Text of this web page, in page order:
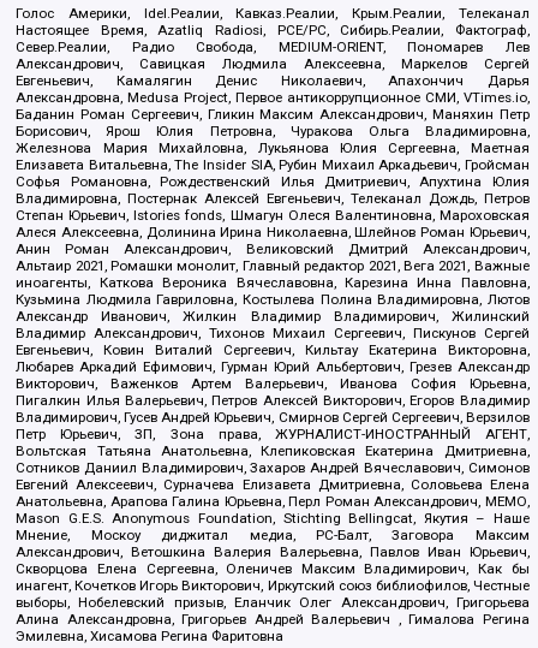
Голос Америки, Idel.Реалии, Кавказ.Реалии, Крым.Реалии, Телеканал
Настоящее Время, Azatliq Radiosi, PCE/PC, Сибирь.Реалии, Фактограф,
Север.Реалии, Радио Свобода, MEDIUM-ORIENT, Пономарев Лев
Александрович, Савицкая Людмила Алексеевна, Маркелов Сергей
Евгеньевич, Камалягин Денис Николаевич, Апахончич Дарья
Александровна, Medusa Project, Первое антикоррупционное СМИ, VTimes.io,
Баданин Роман Сергеевич, Гликин Максим Александрович, Маняхин Петр
Борисович, Ярош Юлия Петровна, Чуракова Ольга Владимировна,
Железнова Мария Михайловна, Лукьянова Юлия Сергеевна, Маетная
Елизавета Витальевна, The Insider SIA, Рубин Михаил Аркадьевич, Гройсман
Софья Романовна, Рождественский Илья Дмитриевич, Апухтина Юлия
Владимировна, Постернак Алексей Евгеньевич, Телеканал Дождь, Петров
Степан Юрьевич, Istories fonds, Шмагун Олеся Валентиновна, Мароховская
Алеся Алексеевна, Долинина Ирина Николаевна, Шлейнов Роман Юрьевич,
Анин Роман Александрович, Великовский Дмитрий Александрович,
Альтаир 2021, Ромашки монолит, Главный редактор 2021, Вега 2021, Важные
иноагенты, Каткова Вероника Вячеславовна, Карезина Инна Павловна,
Кузьмина Людмила Гавриловна, Костылева Полина Владимировна, Лютов
Александр Иванович, Жилкин Владимир Владимирович, Жилинский
Владимир Александрович, Тихонов Михаил Сергеевич, Пискунов Сергей
Евгеньевич, Ковин Виталий Сергеевич, Кильтау Екатерина Викторовна,
Любарев Аркадий Ефимович, Гурман Юрий Альбертович, Грезев Александр
Викторович, Важенков Артем Валерьевич, Иванова София Юрьевна,
Пигалкин Илья Валерьевич, Петров Алексей Викторович, Егоров Владимир
Владимирович, Гусев Андрей Юрьевич, Смирнов Сергей Сергеевич, Верзилов
Петр Юрьевич, ЗП, Зона права, ЖУРНАЛИСТ-ИНОСТРАННЫЙ АГЕНТ,
Вольтская Татьяна Анатольевна, Клепиковская Екатерина Дмитриевна,
Сотников Даниил Владимирович, Захаров Андрей Вячеславович, Симонов
Евгений Алексеевич, Сурначева Елизавета Дмитриевна, Соловьева Елена
Анатольевна, Арапова Галина Юрьевна, Перл Роман Александрович, МЕМО,
Mason G.E.S. Anonymous Foundation, Stichting Bellingcat, Якутия – Наше
Мнение, Москоу диджитал медиа, РС-Балт, Заговора Максим
Александрович, Ветошкина Валерия Валерьевна, Павлов Иван Юрьевич,
Скворцова Елена Сергеевна, Оленичев Максим Владимирович, Как бы
инагент, Кочетков Игорь Викторович, Иркутский союз библиофилов, Честные
выборы, Нобелевский призыв, Еланчик Олег Александрович, Григорьева
Алина Александровна, Григорьев Андрей Валерьевич , Гималова Регина
Эмилевна, Хисамова Регина Фаритовна